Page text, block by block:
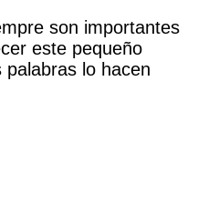
son importantes
este pequeño
lo hacen